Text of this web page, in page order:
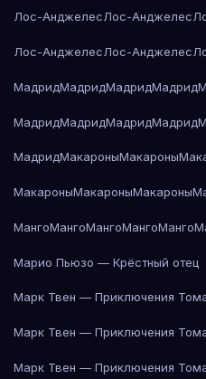
Лос-АнджелесЛос-Анджелес
Лос-АнджелесЛос-Анджелес
МадридМадридМадридМадрид
МадридМадридМадридМадрид
МадридМакароныМакароны
МакароныМакароныМакароны
МангоМангоМангоМангоМанго
Марио Пьюзо — Крёстный отец
Марк Твен — Приключения
Марк Твен — Приключения
Марк Твен — Приключения